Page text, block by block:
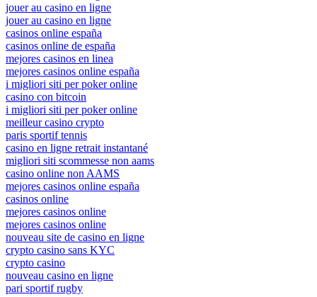
jouer au casino en ligne
jouer au casino en ligne
casinos online españa
casinos online de españa
mejores casinos en linea
mejores casinos online españa
i migliori siti per poker online
casino con bitcoin
i migliori siti per poker online
meilleur casino crypto
paris sportif tennis
casino en ligne retrait instantané
migliori siti scommesse non aams
casino online non AAMS
mejores casinos online españa
casinos online
mejores casinos online
mejores casinos online
nouveau site de casino en ligne
crypto casino sans KYC
crypto casino
nouveau casino en ligne
pari sportif rugby